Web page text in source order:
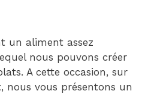
un aliment assez
nous pouvons créer
A cette occasion, sur
nous vous présentons un